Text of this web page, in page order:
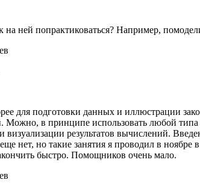
ней попрактиковаться? Например,
для подготовки данных и иллюстрации
Можно, в принципе использовать любой
результатов вычислений.
нет, но такие занятия я проводил в
быстро. Помощников очень мало.